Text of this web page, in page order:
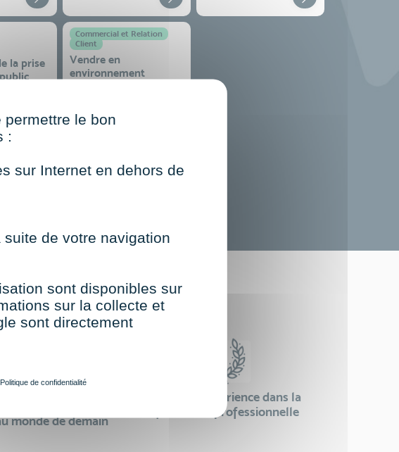
la prise
Commercial et Relation
Client
Vendre en
environnement
c’est
monde de demain
24 ans d'expérience dans la
formation professionnelle
le bon
:
sur Internet en dehors de
de votre navigation
sont disponibles sur
sur la collecte et
sont directement
Politique de confidentialité